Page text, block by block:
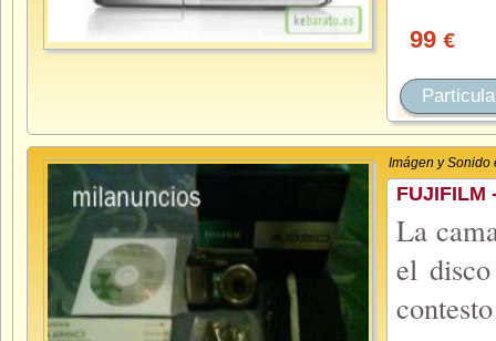
99 €
Imágen y Sonido
FUJIFILM
La
el